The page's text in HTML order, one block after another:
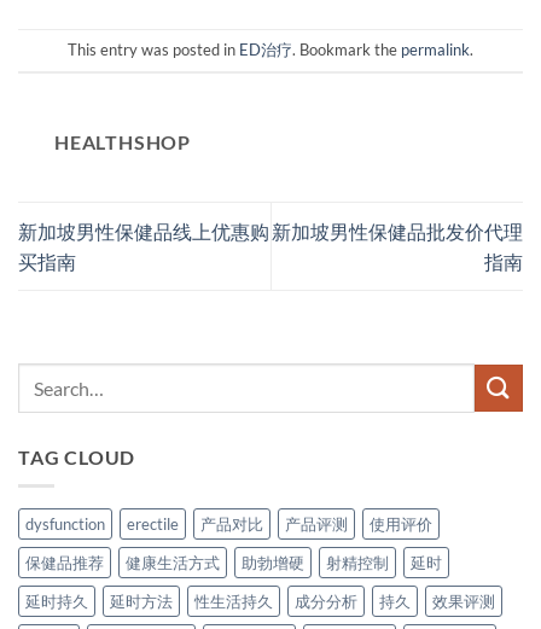
This entry was posted in ED治疗. Bookmark the permalink.
HEALTHSHOP
新加坡男性保健品线上优惠购
买指南
新加坡男性保健品批发价代理
指南
TAG CLOUD
dysfunction erectile 产品对比 产品评测
使用评价
保健品推荐
健康生活方式 助勃增硬 射精控制
延时
延时持久
延时方法 性生活持久 成分分析 持久
效果评测